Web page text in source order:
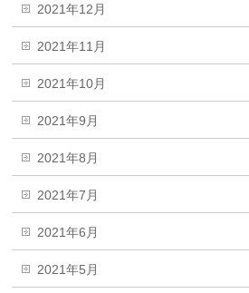
2021年12月
2021年11月
2021年10月
2021年9月
2021年8月
2021年7月
2021年6月
2021年5月